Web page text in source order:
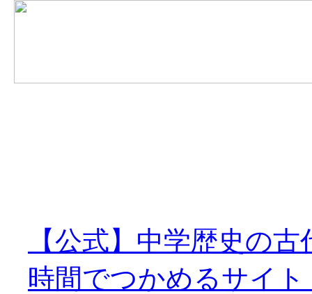
【公式】中学歴史の
時間でつかめるサイ